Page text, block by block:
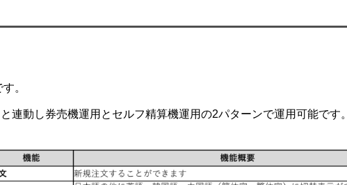
。
連動し券売機運用とセルフ精算機運用の2パターンで運用可能です。